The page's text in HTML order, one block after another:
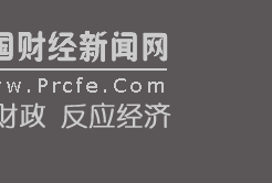
同时符合多项条件
购房家庭中1人为公
；夫妻双方均为缴存
贷款额度依据购房家